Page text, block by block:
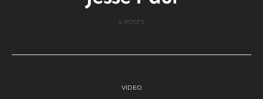
5 POSTS
VIDEO